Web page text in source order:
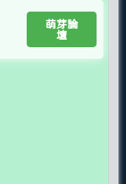
萌芽論
壇